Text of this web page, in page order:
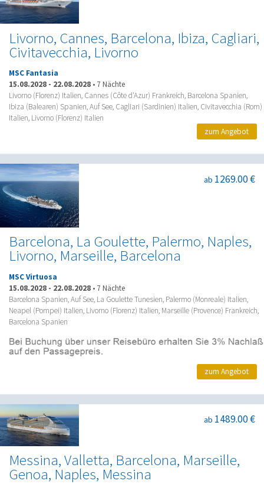
Livorno, Cannes, Barcelona, Ibiza, Cagliari,
Civitavecchia, Livorno
MSC Fantasia
15.08.2028 - 22.08.2028 • 7 Nächte
Livorno (Florenz) Italien, Cannes (Côte d'Azur) Frankreich, Barcelona Spanien,
Ibiza (Balearen) Spanien, Auf See, Cagliari (Sardinien) Italien, Civitavecchia (Rom)
Italien, Livorno (Florenz) Italien
zum Angebot
Barcelona, La Goulette, Palermo, Naples,
Livorno, Marseille, Barcelona
ab 1269.00 €
MSC Virtuosa
15.08.2028 - 22.08.2028 • 7 Nächte
Barcelona Spanien, Auf See, La Goulette Tunesien, Palermo (Monreale) Italien,
Neapel (Pompei) Italien, Livorno (Florenz) Italien, Marseille (Provence) Frankreich,
Barcelona Spanien
zum Angebot
Messina, Valletta, Barcelona, Marseille,
Genoa, Naples, Messina
ab 1489.00 €